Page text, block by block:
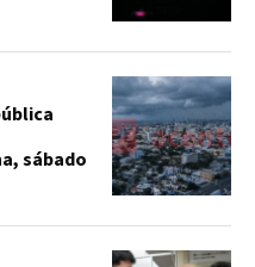
sábado